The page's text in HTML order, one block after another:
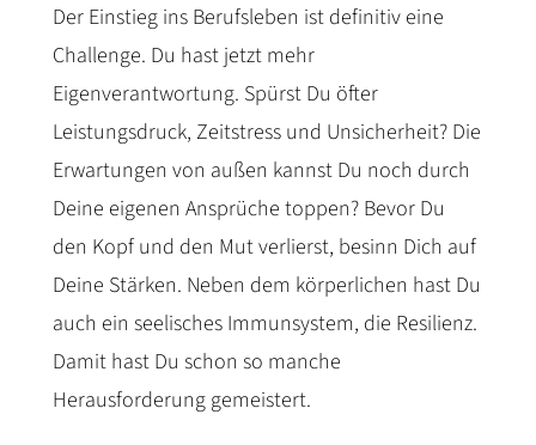
Der Einstieg ins Berufsleben ist definitiv eine
Challenge. Du hast jetzt mehr
Eigenverantwortung. Spürst Du öfter
Leistungsdruck, Zeitstress und Unsicherheit? Die
Erwartungen von außen kannst Du noch durch
Deine eigenen Ansprüche toppen? Bevor Du
den Kopf und den Mut verlierst, besinn Dich auf
Deine Stärken. Neben dem körperlichen hast Du
auch ein seelisches Immunsystem, die Resilienz.
Damit hast Du schon so manche
Herausforderung gemeistert.